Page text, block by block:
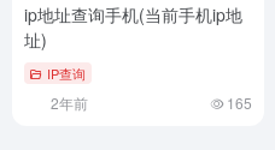
ip地址查询手机(当前手机ip地
址)
IP查询
2年前 165